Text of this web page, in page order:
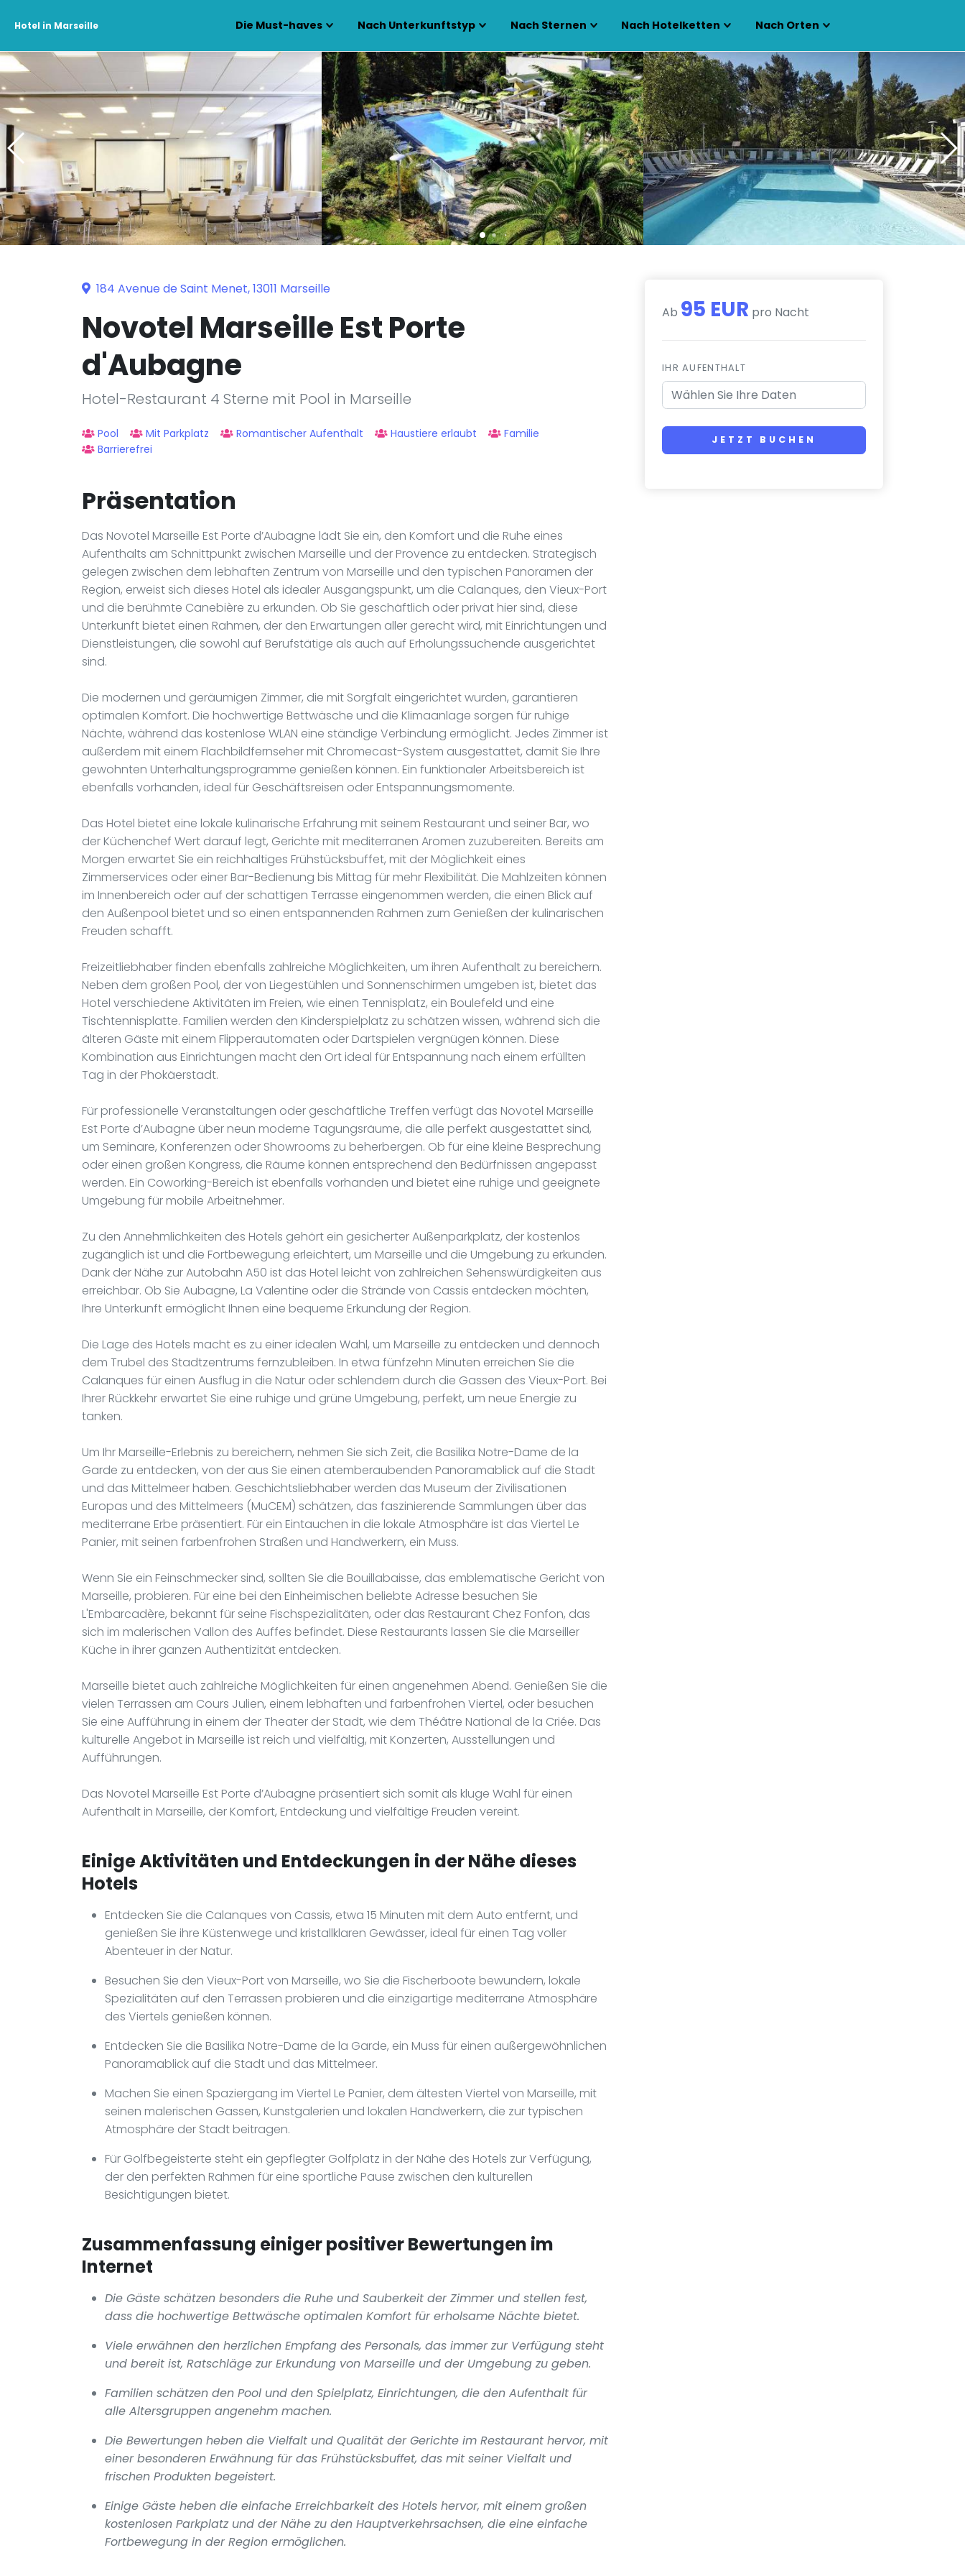
Hotel in Marseille Die Must-haves Nach Unterkunftstyp Nach Sternen Nach Hotelketten Nach Orten
184 Avenue de Saint Menet, 13011 Marseille
Novotel Marseille Est Porte
d'Aubagne
Hotel-Restaurant 4 Sterne mit Pool in Marseille
Pool Mit Parkplatz Romantischer Aufenthalt Haustiere erlaubt
Familie
Barrierefrei
Präsentation
Das Novotel Marseille Est Porte d’Aubagne lädt Sie ein, den Komfort und die Ruhe eines
Aufenthalts am Schnittpunkt zwischen Marseille und der Provence zu entdecken. Strategisch
gelegen zwischen dem lebhaften Zentrum von Marseille und den typischen Panoramen der
Region, erweist sich dieses Hotel als idealer Ausgangspunkt, um die Calanques, den Vieux-Port
und die berühmte Canebière zu erkunden. Ob Sie geschäftlich oder privat hier sind, diese
Unterkunft bietet einen Rahmen, der den Erwartungen aller gerecht wird, mit Einrichtungen und
Dienstleistungen, die sowohl auf Berufstätige als auch auf Erholungssuchende ausgerichtet
sind.
Die modernen und geräumigen Zimmer, die mit Sorgfalt eingerichtet wurden, garantieren
optimalen Komfort. Die hochwertige Bettwäsche und die Klimaanlage sorgen für ruhige
Nächte, während das kostenlose WLAN eine ständige Verbindung ermöglicht. Jedes Zimmer ist
außerdem mit einem Flachbildfernseher mit Chromecast-System ausgestattet, damit Sie Ihre
gewohnten Unterhaltungsprogramme genießen können. Ein funktionaler Arbeitsbereich ist
ebenfalls vorhanden, ideal für Geschäftsreisen oder Entspannungsmomente.
Das Hotel bietet eine lokale kulinarische Erfahrung mit seinem Restaurant und seiner Bar, wo
der Küchenchef Wert darauf legt, Gerichte mit mediterranen Aromen zuzubereiten. Bereits am
Morgen erwartet Sie ein reichhaltiges Frühstücksbuffet, mit der Möglichkeit eines
Zimmerservices oder einer Bar-Bedienung bis Mittag für mehr Flexibilität. Die Mahlzeiten können
im Innenbereich oder auf der schattigen Terrasse eingenommen werden, die einen Blick auf
den Außenpool bietet und so einen entspannenden Rahmen zum Genießen der kulinarischen
Freuden schafft.
Freizeitliebhaber finden ebenfalls zahlreiche Möglichkeiten, um ihren Aufenthalt zu bereichern.
Neben dem großen Pool, der von Liegestühlen und Sonnenschirmen umgeben ist, bietet das
Hotel verschiedene Aktivitäten im Freien, wie einen Tennisplatz, ein Boulefeld und eine
Tischtennisplatte. Familien werden den Kinderspielplatz zu schätzen wissen, während sich die
älteren Gäste mit einem Flipperautomaten oder Dartspielen vergnügen können. Diese
Kombination aus Einrichtungen macht den Ort ideal für Entspannung nach einem erfüllten
Tag in der Phokäerstadt.
Für professionelle Veranstaltungen oder geschäftliche Treffen verfügt das Novotel Marseille
Est Porte d’Aubagne über neun moderne Tagungsräume, die alle perfekt ausgestattet sind,
um Seminare, Konferenzen oder Showrooms zu beherbergen. Ob für eine kleine Besprechung
oder einen großen Kongress, die Räume können entsprechend den Bedürfnissen angepasst
werden. Ein Coworking-Bereich ist ebenfalls vorhanden und bietet eine ruhige und geeignete
Umgebung für mobile Arbeitnehmer.
Zu den Annehmlichkeiten des Hotels gehört ein gesicherter Außenparkplatz, der kostenlos
zugänglich ist und die Fortbewegung erleichtert, um Marseille und die Umgebung zu erkunden.
Dank der Nähe zur Autobahn A50 ist das Hotel leicht von zahlreichen Sehenswürdigkeiten aus
erreichbar. Ob Sie Aubagne, La Valentine oder die Strände von Cassis entdecken möchten,
Ihre Unterkunft ermöglicht Ihnen eine bequeme Erkundung der Region.
Die Lage des Hotels macht es zu einer idealen Wahl, um Marseille zu entdecken und dennoch
dem Trubel des Stadtzentrums fernzubleiben. In etwa fünfzehn Minuten erreichen Sie die
Calanques für einen Ausflug in die Natur oder schlendern durch die Gassen des Vieux-Port. Bei
Ihrer Rückkehr erwartet Sie eine ruhige und grüne Umgebung, perfekt, um neue Energie zu
tanken.
Um Ihr Marseille-Erlebnis zu bereichern, nehmen Sie sich Zeit, die Basilika Notre-Dame de la
Garde zu entdecken, von der aus Sie einen atemberaubenden Panoramablick auf die Stadt
und das Mittelmeer haben. Geschichtsliebhaber werden das Museum der Zivilisationen
Europas und des Mittelmeers (MuCEM) schätzen, das faszinierende Sammlungen über das
mediterrane Erbe präsentiert. Für ein Eintauchen in die lokale Atmosphäre ist das Viertel Le
Panier, mit seinen farbenfrohen Straßen und Handwerkern, ein Muss.
Wenn Sie ein Feinschmecker sind, sollten Sie die Bouillabaisse, das emblematische Gericht von
Marseille, probieren. Für eine bei den Einheimischen beliebte Adresse besuchen Sie
L'Embarcadère, bekannt für seine Fischspezialitäten, oder das Restaurant Chez Fonfon, das
sich im malerischen Vallon des Auffes befindet. Diese Restaurants lassen Sie die Marseiller
Küche in ihrer ganzen Authentizität entdecken.
Marseille bietet auch zahlreiche Möglichkeiten für einen angenehmen Abend. Genießen Sie die
vielen Terrassen am Cours Julien, einem lebhaften und farbenfrohen Viertel, oder besuchen
Sie eine Aufführung in einem der Theater der Stadt, wie dem Théâtre National de la Criée. Das
kulturelle Angebot in Marseille ist reich und vielfältig, mit Konzerten, Ausstellungen und
Aufführungen.
Das Novotel Marseille Est Porte d’Aubagne präsentiert sich somit als kluge Wahl für einen
Aufenthalt in Marseille, der Komfort, Entdeckung und vielfältige Freuden vereint.
Einige Aktivitäten und Entdeckungen in der Nähe dieses
Hotels
Entdecken Sie die Calanques von Cassis, etwa 15 Minuten mit dem Auto entfernt, und
genießen Sie ihre Küstenwege und kristallklaren Gewässer, ideal für einen Tag voller
Abenteuer in der Natur.
Besuchen Sie den Vieux-Port von Marseille, wo Sie die Fischerboote bewundern, lokale
Spezialitäten auf den Terrassen probieren und die einzigartige mediterrane Atmosphäre
des Viertels genießen können.
Entdecken Sie die Basilika Notre-Dame de la Garde, ein Muss für einen außergewöhnlichen
Panoramablick auf die Stadt und das Mittelmeer.
Machen Sie einen Spaziergang im Viertel Le Panier, dem ältesten Viertel von Marseille, mit
seinen malerischen Gassen, Kunstgalerien und lokalen Handwerkern, die zur typischen
Atmosphäre der Stadt beitragen.
Für Golfbegeisterte steht ein gepflegter Golfplatz in der Nähe des Hotels zur Verfügung,
der den perfekten Rahmen für eine sportliche Pause zwischen den kulturellen
Besichtigungen bietet.
Zusammenfassung einiger positiver Bewertungen im
Internet
Die Gäste schätzen besonders die Ruhe und Sauberkeit der Zimmer und stellen fest,
dass die hochwertige Bettwäsche optimalen Komfort für erholsame Nächte bietet.
Viele erwähnen den herzlichen Empfang des Personals, das immer zur Verfügung steht
und bereit ist, Ratschläge zur Erkundung von Marseille und der Umgebung zu geben.
Familien schätzen den Pool und den Spielplatz, Einrichtungen, die den Aufenthalt für
alle Altersgruppen angenehm machen.
Die Bewertungen heben die Vielfalt und Qualität der Gerichte im Restaurant hervor, mit
einer besonderen Erwähnung für das Frühstücksbuffet, das mit seiner Vielfalt und
frischen Produkten begeistert.
Einige Gäste heben die einfache Erreichbarkeit des Hotels hervor, mit einem großen
kostenlosen Parkplatz und der Nähe zu den Hauptverkehrsachsen, die eine einfache
Fortbewegung in der Region ermöglichen.
Ab 95 EUR pro Nacht
IHR AUFENTHALT
JETZT BUCHEN